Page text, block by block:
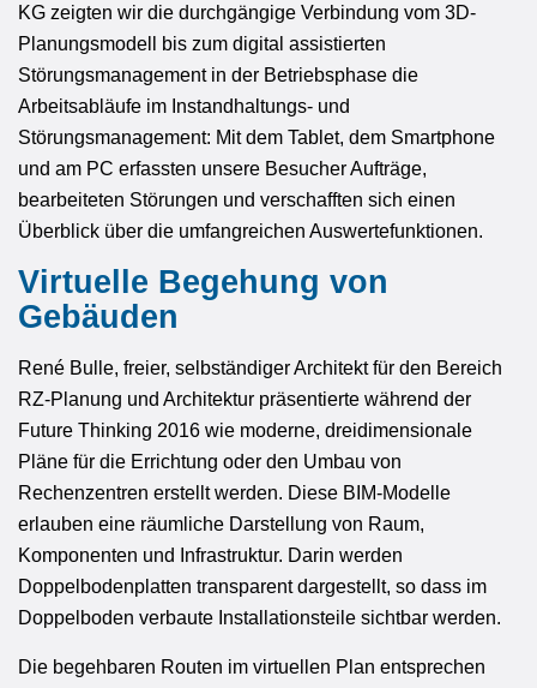
KG zeigten wir die durchgängige Verbindung vom 3D-
Planungsmodell bis zum digital assistierten
Störungsmanagement in der Betriebsphase die
Arbeitsabläufe im Instandhaltungs- und
Störungsmanagement: Mit dem Tablet, dem Smartphone
und am PC erfassten unsere Besucher Aufträge,
bearbeiteten Störungen und verschafften sich einen
Überblick über die umfangreichen Auswertefunktionen.
Virtuelle Begehung von
Gebäuden
René Bulle, freier, selbständiger Architekt für den Bereich
RZ-Planung und Architektur präsentierte während der
Future Thinking 2016 wie moderne, dreidimensionale
Pläne für die Errichtung oder den Umbau von
Rechenzentren erstellt werden. Diese BIM-Modelle
erlauben eine räumliche Darstellung von Raum,
Komponenten und Infrastruktur. Darin werden
Doppelbodenplatten transparent dargestellt, so dass im
Doppelboden verbaute Installationsteile sichtbar werden.
Die begehbaren Routen im virtuellen Plan entsprechen